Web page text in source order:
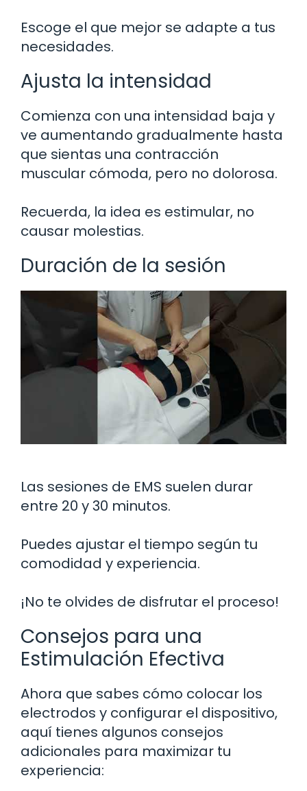
Escoge el que mejor se adapte a tus
necesidades.
Ajusta la intensidad
Comienza con una intensidad baja y
ve aumentando gradualmente hasta
que sientas una contracción
muscular cómoda, pero no dolorosa.
Recuerda, la idea es estimular, no
causar molestias.
Duración de la sesión
Las sesiones de EMS suelen durar
entre 20 y 30 minutos.
Puedes ajustar el tiempo según tu
comodidad y experiencia.
¡No te olvides de disfrutar el proceso!
Consejos para una
Estimulación Efectiva
Ahora que sabes cómo colocar los
electrodos y configurar el dispositivo,
aquí tienes algunos consejos
adicionales para maximizar tu
experiencia: